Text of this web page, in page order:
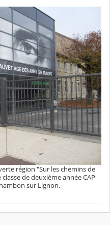
région "Sur les chemins de
de deuxième année CAP
sur Lignon.